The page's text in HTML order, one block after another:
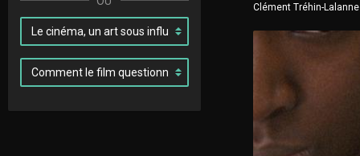
Clément Tréhin-